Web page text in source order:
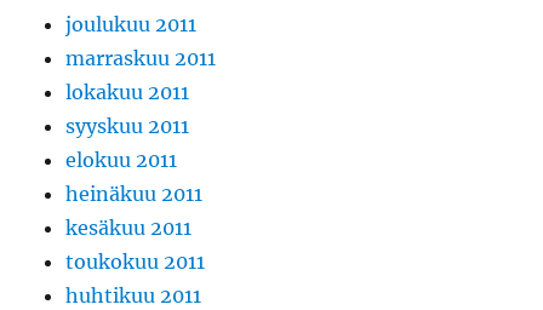
joulukuu 2011
marraskuu 2011
lokakuu 2011
syyskuu 2011
elokuu 2011
heinäkuu 2011
kesäkuu 2011
toukokuu 2011
huhtikuu 2011